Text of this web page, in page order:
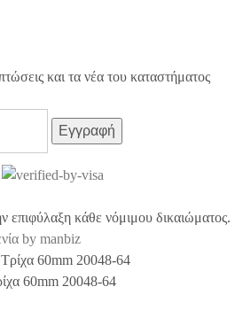
και τα νέα του καταστήματος
κάθε νόμιμου δικαιώματος.
by manbiz
60mm 20048-64